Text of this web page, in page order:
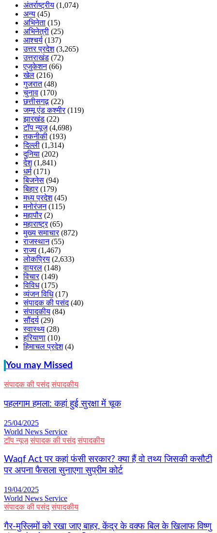
अंतर्राष्ट्रीय (1,074)
अन्य (45)
अभिनेता (15)
अभिनेत्री (25)
आश्चर्य (137)
उत्तर प्रदेश(3,265)
उत्तराखंड (72)
एजुकेशन(66)
खेल (216)
गुजरात(48)
चुनाव (170)
छत्तीसगढ़ (22)
जम्मू एंड कश्मीर(119)
झारखंड (22)
टॉप न्यूज(4,698)
तकनीकी (193)
दिल्ली (1,314)
दुनिया (202)
देश(1,841)
धर्म(171)
बिजनेस (94)
बिहार(179)
मध्य प्रदेश(45)
मनोरंजन(115)
महापौर(2)
महाराष्ट्र(65)
मुख्य समाचार(872)
राजस्थान(55)
राज्य (1,467)
लोकप्रिय (2,633)
वायरल (148)
विचार(149)
विविध(175)
व्यंजन विधि(17)
संपादक की पसंद(40)
संपादकीय (84)
सौंदर्य (29)
स्वास्थ्य (28)
हरियाणा (10)
हिमाचल प्रदेश(4)
You may Missed
संपादक की पसंद संपादकीय
पहलगाम हमला: कहां हुई सुरक्षा में चूक
25/04/2025
World News Service
टॉप न्यूज संपादक की पसंद संपादकीय
Waqf Act पर कहां फंसी सरकार? क्या हैं वो तथ्य जिसकी कसौटी
पर अपना फैसला सुनाएगा सुप्रीम कोर्ट
19/04/2025
World News Service
संपादक की पसंद संपादकीय
गैर-मुस्लिमों को रखा जाए बाहर, केंद्र के वक्फ बिल के खिलाफ विष्णु